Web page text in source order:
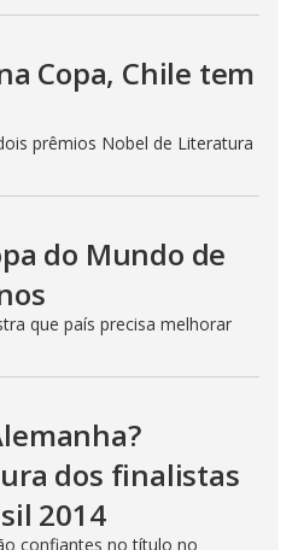
Copa, Chile tem
prêmios Nobel de Literatura
do Mundo de
que país precisa melhorar
dos finalistas
2014
confiantes no título no